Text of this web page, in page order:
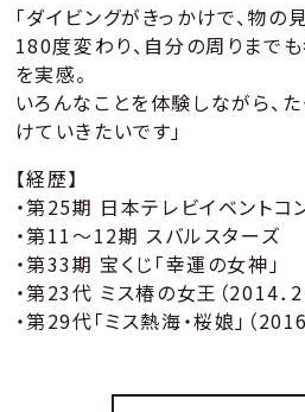
「ダイビングがきっかけで、物
180度変わり、自分の周りまで
を実感。
いろんなことを体験しながら、
けていきたいです」
【経歴】
・第25期 日本テレビイベントコ
・第11～12期 スバルスターズ
・第33期 宝くじ「幸運の女神」
・第23代 ミス椿の女王（2014．2
・第29代「ミス熱海・桜娘」（